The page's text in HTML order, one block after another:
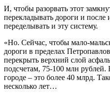
И, чтобы разорвать этот
перекладывать дороги и после
переделывать и эту систему.
«Но. Сейчас, чтобы мало-
дороги в пределах
перекрыть верхний слой
подсчетам, 75-100 млн
городе – это более 40 млрд.
несколько лет…